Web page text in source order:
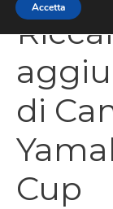
di
Cup
Accetta